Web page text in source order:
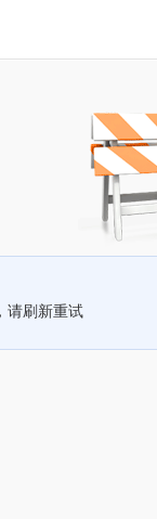
请刷新重试